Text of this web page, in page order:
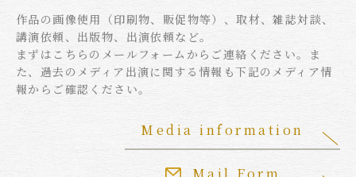
作品の画像使用（印刷物、販促物等）、取材、雑誌対談、
講演依頼、出版物、出演依頼など。
まずはこちらのメールフォームからご連絡ください。ま
た、過去のメディア出演に関する情報も下記のメディア情
報からご確認ください。
Mail Form
Media information